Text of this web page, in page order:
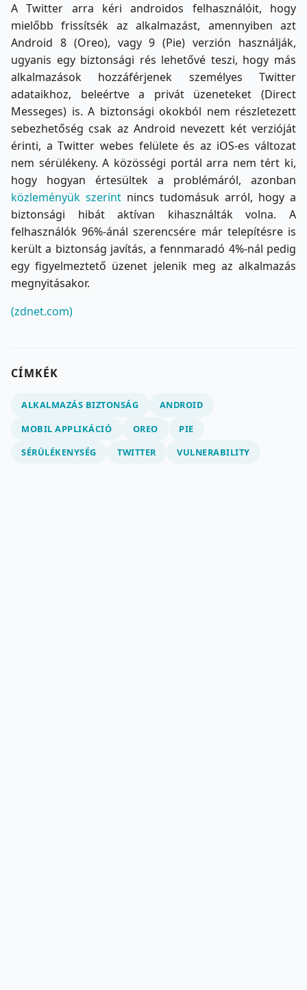
A Twitter arra kéri androidos felhasználóit, hogy
mielőbb frissítsék az alkalmazást, amennyiben azt
Android 8 (Oreo), vagy 9 (Pie) verzión használják,
ugyanis egy biztonsági rés lehetővé teszi, hogy más
alkalmazások hozzáférjenek személyes Twitter
adataikhoz, beleértve a privát üzeneteket (Direct
Messeges) is. A biztonsági okokból nem részletezett
sebezhetőség csak az Android nevezett két verzióját
érinti, a Twitter webes felülete és az iOS-es változat
nem sérülékeny. A közösségi portál arra nem tért ki,
hogy hogyan értesültek a problémáról, azonban
közleményük szerint nincs tudomásuk arról, hogy a
biztonsági hibát aktívan kihasználták volna. A
felhasználók 96%-ánál szerencsére már telepítésre is
került a biztonság javítás, a fennmaradó 4%-nál pedig
egy figyelmeztető üzenet jelenik meg az alkalmazás
megnyitásakor.
(zdnet.com)
CÍMKÉK
ALKALMAZÁS BIZTONSÁG
ANDROID
MOBIL APPLIKÁCIÓ
OREO
PIE
SÉRÜLÉKENYSÉG
TWITTER VULNERABILITY